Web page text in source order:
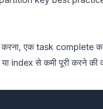
एक task complete
या index से कमी पूरी करने की